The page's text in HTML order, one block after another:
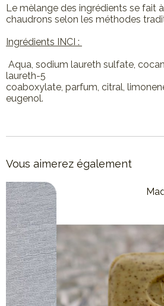
Le mèlange des ingrédients se fait
chaudrons selon les méthodes
Ingrédients INCI :
Aqua, sodium laureth sulfate,
laureth-5
coaboxylate, parfum, citral,
eugenol.
Vous aimerez également
Made in